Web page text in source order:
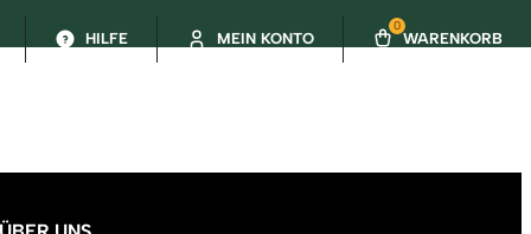
HILFE MEIN KONTO
0
WARENKORB